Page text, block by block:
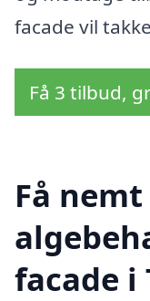
facade vil
Få 3 tilbud,
Få
facade i